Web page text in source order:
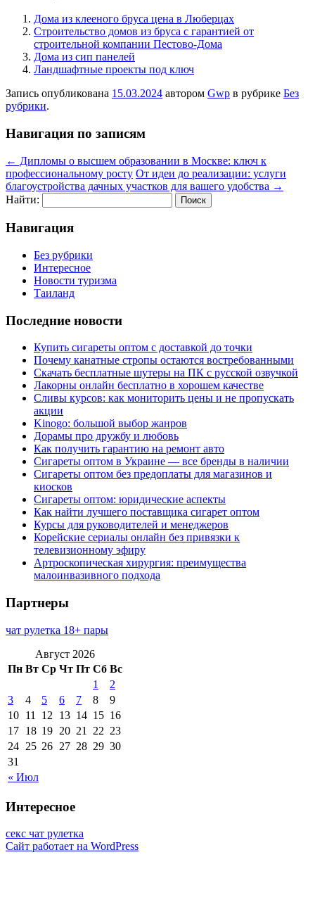
Дома из клееного бруса цена в Люберцах
Строительство домов из бруса с гарантией от
строительной компании Пестово-Дома
Дома из сип панелей
Ландшафтные проекты под ключ
Запись опубликована 15.03.2024 автором Gwp в рубрике Без
рубрики.
Навигация по записям
← Дипломы о высшем образовании в Москве: ключ к
профессиональному росту От идеи до реализации: услуги
благоустройства дачных участков для вашего удобства →
Найти:
Навигация
Без рубрики
Интересное
Новости туризма
Таиланд
Последние новости
Купить сигареты оптом с доставкой до точки
Почему канатные стропы остаются востребованными
Скачать бесплатные шутеры на ПК с русской озвучкой
Лакорны онлайн бесплатно в хорошем качестве
Сливы курсов: как мониторить цены и не пропускать
акции
Kinogo: большой выбор жанров
Дорамы про дружбу и любовь
Как получить гарантию на ремонт авто
Сигареты оптом в Украине — все бренды в наличии
Сигареты оптом без предоплаты для магазинов и
киосков
Сигареты оптом: юридические аспекты
Как найти лучшего поставщика сигарет оптом
Курсы для руководителей и менеджеров
Корейские сериалы онлайн без привязки к
телевизионному эфиру
Артроскопическая хирургия: преимущества
малоинвазивного подхода
Партнеры
чат рулетка 18+ пары
Август 2026
Пн Вт Ср Чт Пт Сб Вс
« Июл
1
2
3
4 5 6 7 8
9
10 11 12 13 14 15 16
17 18 19 20 21 22 23
24 25 26 27 28 29 30
31
Интересное
секс чат рулетка
Сайт работает на WordPress